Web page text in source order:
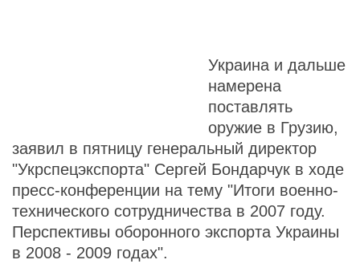
Украина и дальше
намерена
поставлять
оружие в Грузию,
заявил в пятницу генеральный директор
"Укрспецэкспорта" Сергей Бондарчук в ходе
пресс-конференции на тему "Итоги военно-
технического сотрудничества в 2007 году.
Перспективы оборонного экспорта Украины
в 2008 - 2009 годах".